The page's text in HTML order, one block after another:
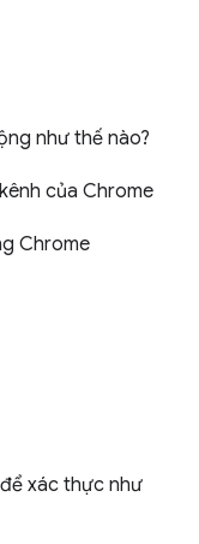
như thế nào?
của Chrome
Chrome
xác thực như